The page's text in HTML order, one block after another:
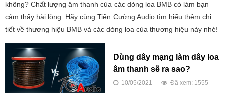
không? Chất lượng âm thanh của các dòng loa BMB có làm bạn
cảm thấy hài lòng. Hãy cùng Tiến Cường Audio tìm hiểu thêm chi
tiết về thương hiệu BMB và các dòng loa của thương hiệu này nhé!
Dùng dây mạng làm dây loa
âm thanh sẽ ra sao?
10/05/2021 Đã xem: 1555